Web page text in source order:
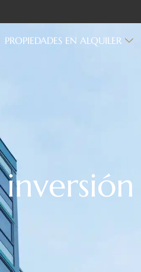
PROPIEDADES EN ALQUILER